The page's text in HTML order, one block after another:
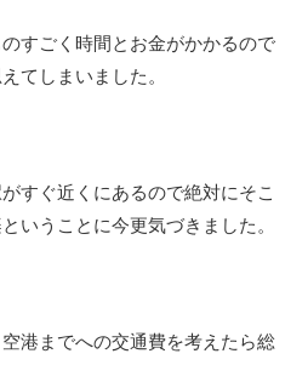
すごく時間とお金がかかるので
てしまいました。
すぐ近くにあるので絶対にそこ
いうことに今更気づきました。
港までへの交通費を考えたら総